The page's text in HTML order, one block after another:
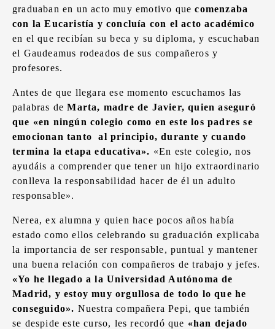
graduaban en un acto muy emotivo que comenzaba
con la Eucaristía y concluía con el acto académico
en el que recibían su beca y su diploma, y escuchaban
el Gaudeamus rodeados de sus compañeros y
profesores.
Antes de que llegara ese momento escuchamos las
palabras deMarta, madre de Javier, quien aseguró
que «en ningún colegio como en este los padres se
emocionan tanto al principio, durante y cuando
termina la etapa educativa». «En este colegio, nos
ayudáis a comprender que tener un hijo extraordinario
conlleva la responsabilidad hacer de él un adulto
responsable».
Nerea, ex alumna y quien hace pocos años había
estado como ellos celebrando su graduación explicaba
la importancia de ser responsable, puntual y mantener
una buena relación con compañeros de trabajo y jefes.
«Yo he llegado a la Universidad Autónoma de
Madrid, y estoy muy orgullosa de todo lo que he
conseguido». Nuestra compañera Pepi, que también
se despide este curso, les recordó que «han dejado